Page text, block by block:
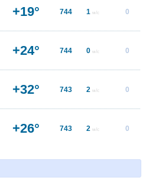
+19° 744 1 м/с 0
+24° 744 0 м/с 0
+32° 743 2 м/с 0
+26° 743 2 м/с 0